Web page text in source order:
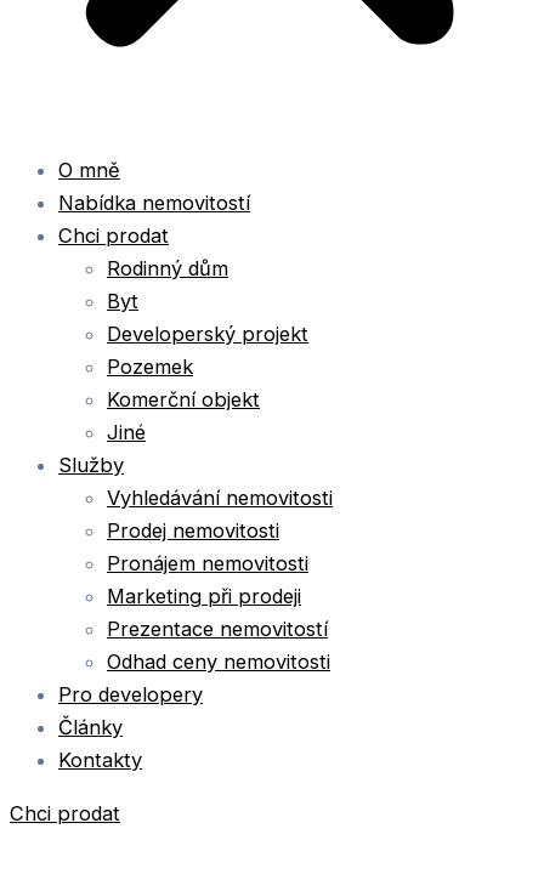
O mně
Nabídka nemovitostí
Chci prodat
Rodinný dům
Byt
Developerský projekt
Pozemek
Komerční objekt
Jiné
Služby
Vyhledávání nemovitosti
Prodej nemovitosti
Pronájem nemovitosti
Marketing při prodeji
Prezentace nemovitostí
Odhad ceny nemovitosti
Pro developery
Články
Kontakty
Chci prodat